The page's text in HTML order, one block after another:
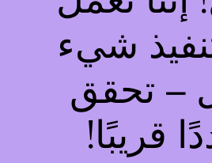
شيء
– تحقق
قريبًا!